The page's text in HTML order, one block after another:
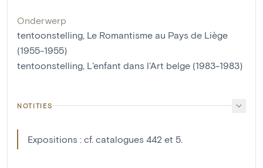
Onderwerp
tentoonstelling, Le Romantisme au Pays de Liège
(1955-1955)
tentoonstelling, L'enfant dans l'Art belge (1983-1983)
NOTITIES
Expositions : cf. catalogues 442 et 5.